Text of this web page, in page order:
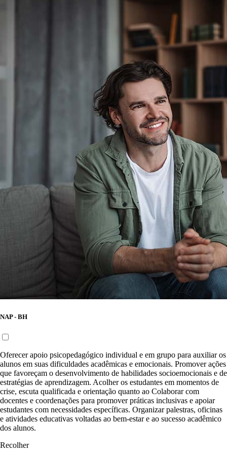
NAP - BH
Oferecer apoio psicopedagógico individual e em grupo para auxiliar os
alunos em suas dificuldades acadêmicas e emocionais. Promover ações
que favoreçam o desenvolvimento de habilidades socioemocionais e de
estratégias de aprendizagem. Acolher os estudantes em momentos de
crise, escuta qualificada e orientação quanto ao Colaborar com
docentes e coordenações para promover práticas inclusivas e apoiar
estudantes com necessidades específicas. Organizar palestras, oficinas
e atividades educativas voltadas ao bem-estar e ao sucesso acadêmico
dos alunos.
Recolher